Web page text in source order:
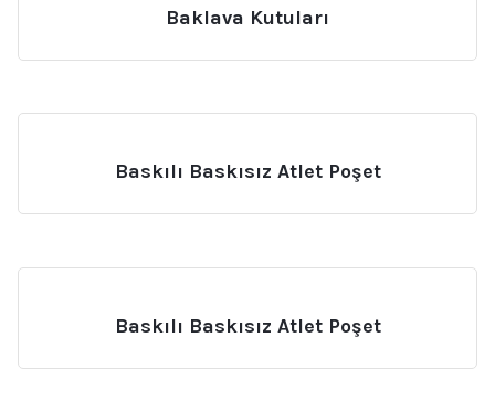
Baklava Kutuları
Baskılı Baskısız Atlet Poşet
Baskılı Baskısız Atlet Poşet